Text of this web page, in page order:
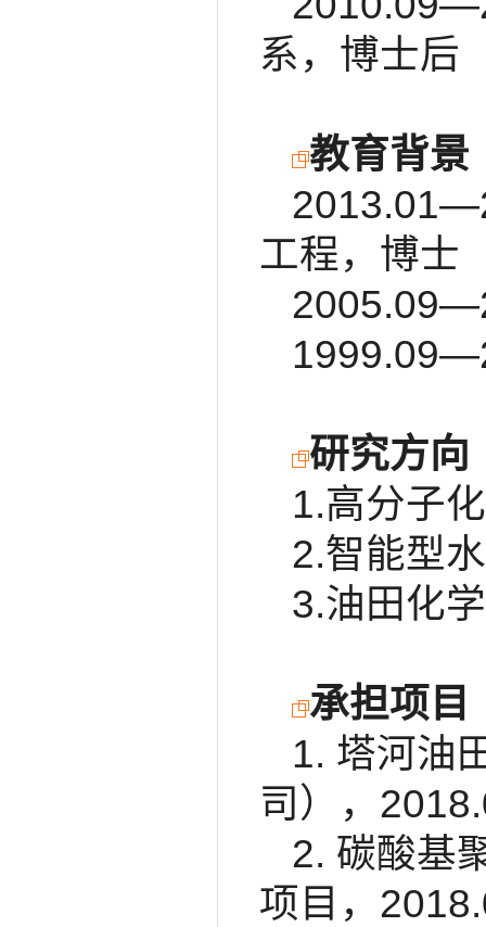
系，博士后
教育背景
工程，博士
研究方向
1.高分子
2.智能型
3.油田化学
承担项目
1. 塔河油
司），
2. 碳酸基
项目，